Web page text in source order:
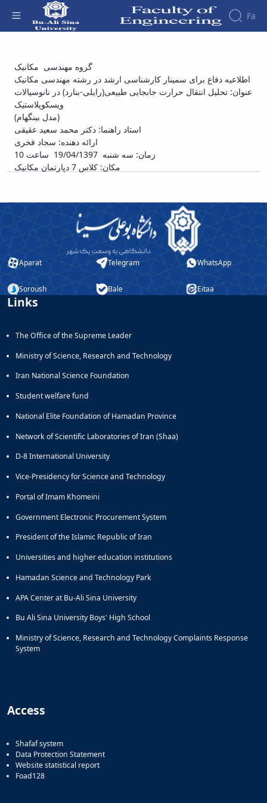
Fa
Faculty
About
the
Faculty
History
Dean
of
the
Faculty
Gallery
Structure
for
Deputy
Dean
Research
Affairs
Deputy
for
Postgraduate
Research
Affairs
Journals
Journal
of
Industrial
Engineering
Research
in
Journal
Faculity
Members
دفاع برای سمینار کارشناسی ارشد در رشته
مهندسی مکانیک آقای سجاد فخری با عنوان
«تحلیل انتقال حرارت جابجایی طبیعی(رایلی-
بنارد) در نانوسیالات ویسکوپلاستیک (مدل
بینگهام)» - دانشکده فنی و مهندسی
گروه مهندسی مکانیک
اطلاعیه دفاع برای سمینار کارشناسی ارشد در رشته مهندسی مکانیک
عنوان: تحلیل انتقال حرارت جابجایی طبیعی(رایلی-بنارد) در نانوسیالات
ویسکوپلاستیک
(مدل بینگهام)
استاد راهنما: دکتر محمد سعید عقیقی
ارائه دهنده‌: سجاد فخری
زمان: سه شنبه 19/04/1397 ساعت 10
مکان: کلاس 7 دپارتمان مکانیک
Aparat Telegram WhatsApp
Soroush Bale Eitaa
Links
The Office of the Supreme Leader
Ministry of Science, Research and Technology
Iran National Science Foundation
Student welfare fund
National Elite Foundation of Hamadan Province
Network of Scientific Laboratories of Iran (Shaa)
D-8 International University
Vice-Presidency for Science and Technology
Portal of Imam Khomeini
Government Electronic Procurement System
President of the Islamic Republic of Iran
Universities and higher education institutions
Hamadan Science and Technology Park
APA Center at Bu-Ali Sina University
Bu Ali Sina University Boys' High School
Ministry of Science, Research and Technology Complaints Response
System
Access
Shafaf system
Data Protection Statement
Website statistical report
Foad128